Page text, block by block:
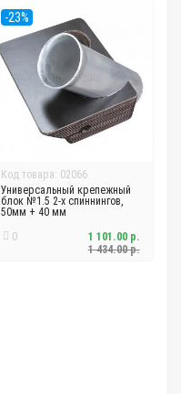
-23%
Код товара: 02066
Универсальный крепежный
блок №1.5 2-х спиннингов,
50мм + 40 мм
0
1 434.00 р.
1 101.00 р.